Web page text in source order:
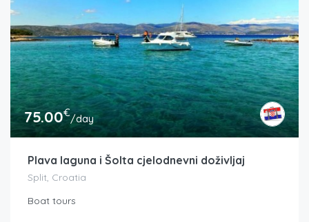
75.00€/day
Plava laguna i Šolta cjelodnevni doživljaj
Split, Croatia
Boat tours